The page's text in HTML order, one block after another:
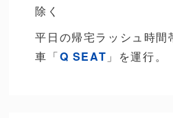
除く
平日の帰宅ラッシュ時間
車「Q SEAT 」を運行。